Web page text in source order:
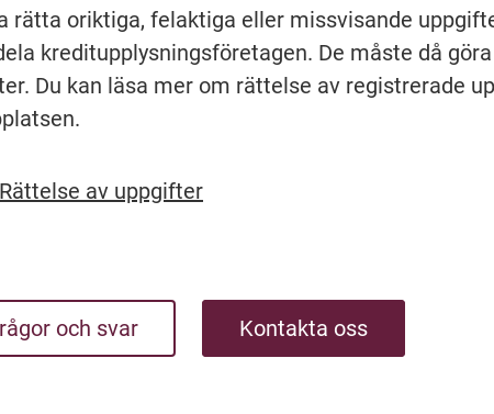
rätta oriktiga, felaktiga eller missvisande
kreditupplysningsföretagen. De måste då
Du kan läsa mer om rättelse av registrerade
Rättelse av uppgifter
och svar Kontakta oss